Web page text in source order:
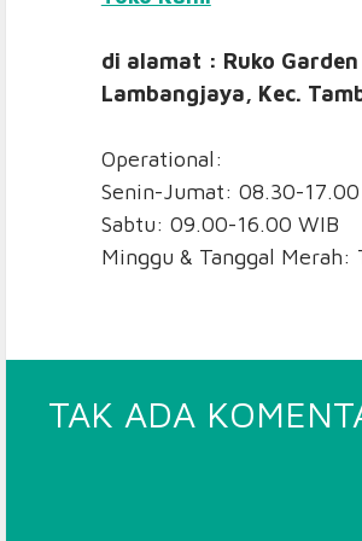
di alamat : Ruko Garden
Lambangjaya, Kec.
Operational:
Senin-Jumat: 08.30-17.00
Sabtu: 09.00-16.00 WIB
Minggu & Tanggal Merah:
TAK ADA